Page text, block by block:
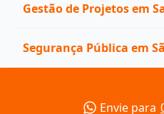
Gestão de Projetos em
Segurança Pública em
Envie para